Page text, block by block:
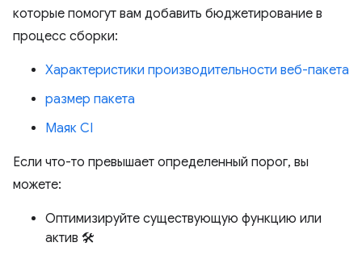
которые помогут вам добавить бюджетирование в
процесс сборки:
Характеристики производительности веб-пакета
размер пакета
Маяк CI
Если что-то превышает определенный порог, вы
можете:
Оптимизируйте существующую функцию или
актив 🛠️